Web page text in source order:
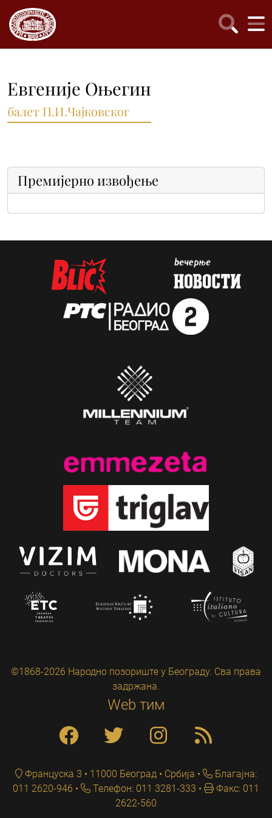
Евгеније Оњегин
балет П.И.Чајковског
Премијерно извођење
©1868-2026 Народно позориште у Београду. Сва права
задржана.
Web тим
Француска 3 • 11000 Београд • Србија
Благајна:
011 2620-946
Телефон: 011 3281-333
Факс: 011
2622-560